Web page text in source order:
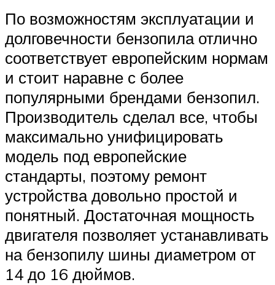
По возможностям эксплуатации и
долговечности бензопила отлично
соответствует европейским нормам
и стоит наравне с более
популярными брендами бензопил.
Производитель сделал все, чтобы
максимально унифицировать
модель под европейские
стандарты, поэтому ремонт
устройства довольно простой и
понятный. Достаточная мощность
двигателя позволяет устанавливать
на бензопилу шины диаметром от
14 до 16 дюймов.